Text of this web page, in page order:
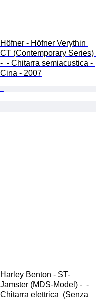
Höfner - Höfner Verythin
CT (Contemporary Series)
-  - Chitarra semiacustica -
Cina - 2007
Harley Benton - ST-
Jamster (MDS-Model) -  -
Chitarra elettrica  (Senza